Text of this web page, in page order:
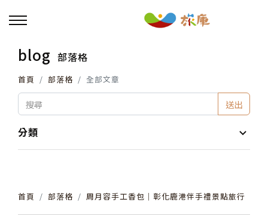
回主選單
活動報名
小旅行及主題導覽
其他活動
blog 部落格
首頁 部落格 全部文章
送出
分類
首頁 部落格 周月容手工香包│彰化鹿港伴手禮景點旅行